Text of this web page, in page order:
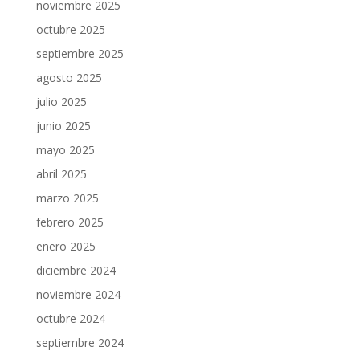
noviembre 2025
octubre 2025
septiembre 2025
agosto 2025
julio 2025
junio 2025
mayo 2025
abril 2025
marzo 2025
febrero 2025
enero 2025
diciembre 2024
noviembre 2024
octubre 2024
septiembre 2024